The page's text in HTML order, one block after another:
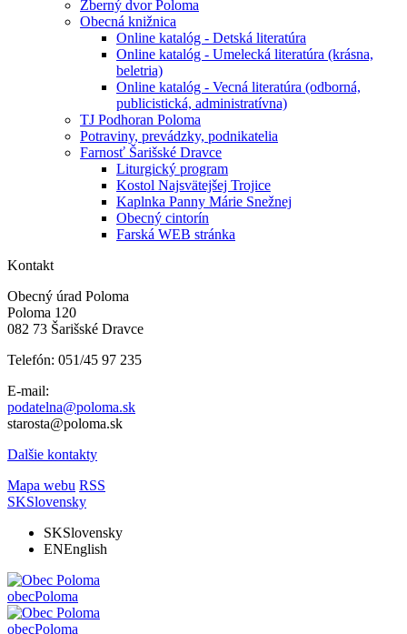
Zberný dvor Poloma
Obecná knižnica
Online katalóg - Detská literatúra
Online katalóg - Umelecká literatúra (krásna,
beletria)
Online katalóg - Vecná literatúra (odborná,
publicistická, administratívna)
TJ Podhoran Poloma
Potraviny, prevádzky, podnikatelia
Farnosť Šarišské Dravce
Liturgický program
Kostol Najsvätejšej Trojice
Kaplnka Panny Márie Snežnej
Obecný cintorín
Farská WEB stránka
Kontakt
Obecný úrad Poloma
Poloma 120
082 73 Šarišské Dravce
Telefón: 051/45 97 235
E-mail:
podatelna@poloma.sk
starosta@poloma.sk
Dalšie kontakty
Mapa webu RSS
SKSlovensky
SKSlovensky
ENEnglish
obecPoloma
obecPoloma